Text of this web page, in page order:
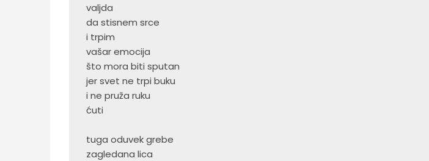
valjda
da stisnem srce
i trpim
vašar emocija
što mora biti sputan
jer svet ne trpi buku
i ne pruža ruku
ćuti
tuga oduvek grebe
zagledana lica